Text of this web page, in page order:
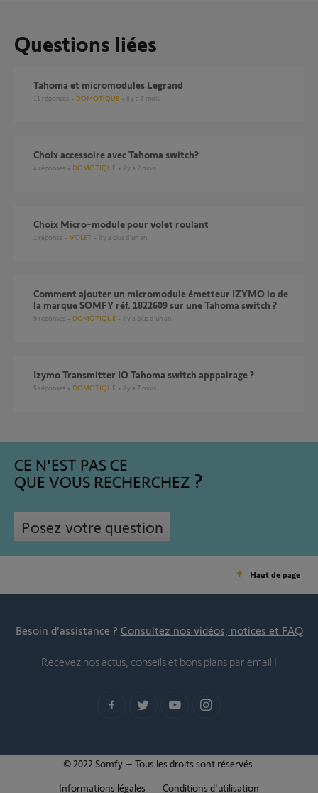
Questions liées
Tahoma et micromodules Legrand
11 réponses DOMOTIQUE il y a 7 mois
Choix accessoire avec Tahoma switch?
4 réponses DOMOTIQUE il y a 2 mois
Choix Micro-module pour volet roulant
1 réponse VOLET il y a plus d'un an
Comment ajouter un micromodule émetteur IZYMO io de
la marque SOMFY réf. 1822609 sur une Tahoma switch ?
9 réponses DOMOTIQUE il y a plus d'un an
Izymo Transmitter IO Tahoma switch apppairage ?
5 réponses DOMOTIQUE il y a 7 mois
CE N'EST PAS CE
QUE VOUS RECHERCHEZ
Posez votre question
Haut de page
Besoin d’assistance ? Consultez nos vidéos, notices et FAQ
Recevez nos actus, conseils et bons plans par email !
© 2022 Somfy – Tous les droits sont réservés.
Informations légales
Conditions d'utilisation